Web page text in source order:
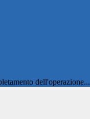
dell'operazione...